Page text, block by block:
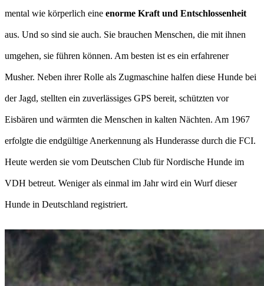
mental wie körperlich eine enorme Kraft und Entschlossenheit
aus. Und so sind sie auch. Sie brauchen Menschen, die mit ihnen
umgehen, sie führen können. Am besten ist es ein erfahrener
Musher. Neben ihrer Rolle als Zugmaschine halfen diese Hunde bei
der Jagd, stellten ein zuverlässiges GPS bereit, schützten vor
Eisbären und wärmten die Menschen in kalten Nächten. Am 1967
erfolgte die endgültige Anerkennung als Hunderasse durch die FCI.
Heute werden sie vom Deutschen Club für Nordische Hunde im
VDH betreut. Weniger als einmal im Jahr wird ein Wurf dieser
Hunde in Deutschland registriert.